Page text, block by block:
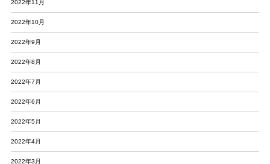
2022年11月
2022年10月
2022年9月
2022年8月
2022年7月
2022年6月
2022年5月
2022年4月
2022年3月